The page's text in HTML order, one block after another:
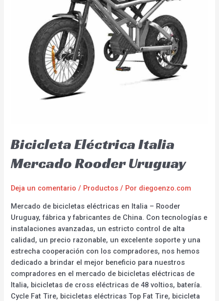
Bicicleta Eléctrica Italia
Mercado Rooder Uruguay
Deja un comentario / Productos / Por diegoenzo.com
Mercado de bicicletas eléctricas en Italia – Rooder
Uruguay, fábrica y fabricantes de China. Con tecnologías e
instalaciones avanzadas, un estricto control de alta
calidad, un precio razonable, un excelente soporte y una
estrecha cooperación con los compradores, nos hemos
dedicado a brindar el mejor beneficio para nuestros
compradores en el mercado de bicicletas eléctricas de
Italia, bicicletas de cross eléctricas de 48 voltios, batería.
Cycle Fat Tire, bicicletas eléctricas Top Fat Tire, bicicleta